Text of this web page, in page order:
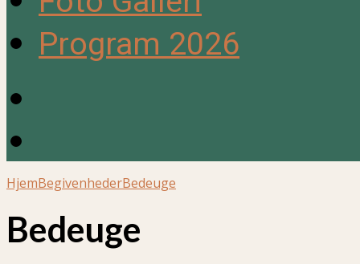
Program 2026
HjemBegivenhederBedeuge
Bedeuge